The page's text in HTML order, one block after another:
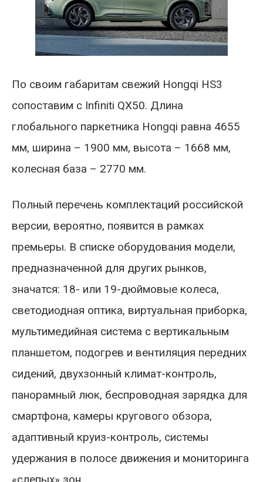
По своим габаритам свежий Hongqi HS3
сопоставим с Infiniti QX50. Длина
глобального паркетника Hongqi равна 4655
мм, ширина – 1900 мм, высота – 1668 мм,
колесная база – 2770 мм.
Полный перечень комплектаций российской
версии, вероятно, появится в рамках
премьеры. В списке оборудования модели,
предназначенной для других рынков,
значатся: 18- или 19-дюймовые колеса,
светодиодная оптика, виртуальная приборка,
мультимедийная система с вертикальным
планшетом, подогрев и вентиляция передних
сидений, двухзонный климат-контроль,
панорамный люк, беспроводная зарядка для
смартфона, камеры кругового обзора,
адаптивный круиз-контроль, системы
удержания в полосе движения и мониторинга
«слепых» зон.